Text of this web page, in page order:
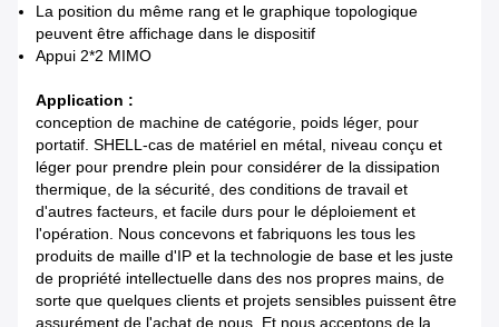
La position du même rang et le graphique topologique
peuvent être affichage dans le dispositif
Appui 2*2 MIMO
Application :
conception de machine de catégorie, poids léger, pour
portatif. SHELL-cas de matériel en métal, niveau conçu et
léger pour prendre plein pour considérer de la dissipation
thermique, de la sécurité, des conditions de travail et
d'autres facteurs, et facile durs pour le déploiement et
l'opération. Nous concevons et fabriquons les tous les
produits de maille d'IP et la technologie de base et les juste
de propriété intellectuelle dans des nos propres mains, de
sorte que quelques clients et projets sensibles puissent être
assurément de l'achat de nous. Et nous acceptons de la